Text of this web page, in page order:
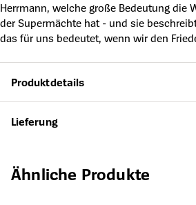
Herrmann, welche große Bedeutung die
der Supermächte hat - und sie
das für uns bedeutet, wenn wir den
Produktdetails
Lieferung
Produktgalerie überspringen
Ähnliche Produkte